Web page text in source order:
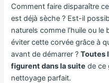
Comment faire disparaître
est déjà sèche ? Est-il
naturels comme l’huile ou
éviter cette corvée grâce à
avant de démarrer ?Toutes
figurent dans la suite de ce
nettoyage parfait.